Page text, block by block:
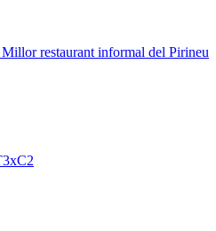
restaurant informal del Pirineu